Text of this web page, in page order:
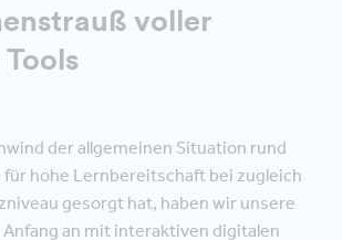
voller
der allgemeinen Situation rund
für hohe Lernbereitschaft bei zugleich
gesorgt hat, haben wir unsere
Anfang an mit interaktiven digitalen